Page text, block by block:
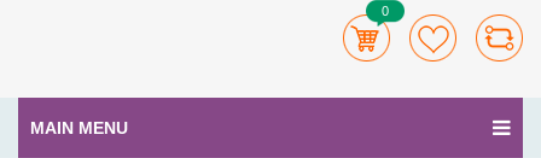
0
MAIN MENU